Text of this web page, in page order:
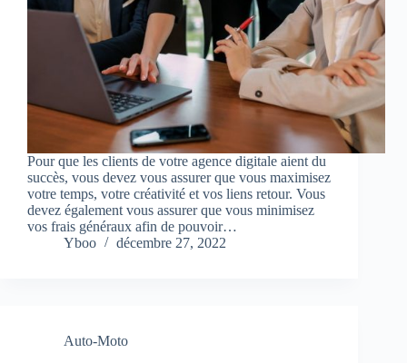
Pour que les clients de votre agence digitale aient du
succès, vous devez vous assurer que vous maximisez
votre temps, votre créativité et vos liens retour. Vous
devez également vous assurer que vous minimisez
vos frais généraux afin de pouvoir…
Yboo
décembre 27, 2022
Auto-Moto